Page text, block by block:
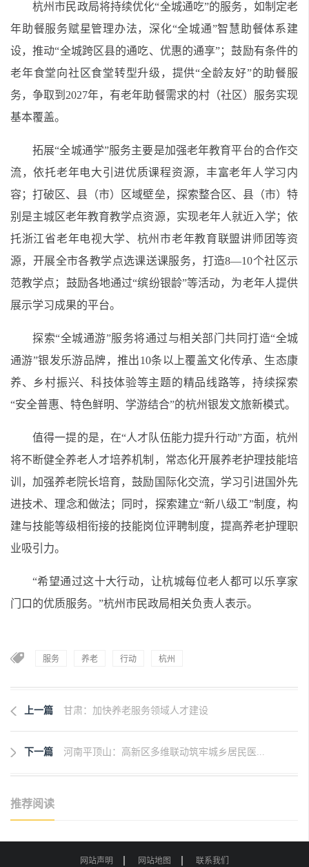
杭州市民政局将持续优化“全城通吃”的服务，如制定老
年助餐服务赋星管理办法，深化“全城通”智慧助餐体系建
设，推动“全城跨区县的通吃、优惠的通享”；鼓励有条件的
老年食堂向社区食堂转型升级，提供“全龄友好”的助餐服
务，争取到2027年，有老年助餐需求的村（社区）服务实现
基本覆盖。
拓展“全城通学”服务主要是加强老年教育平台的合作交
流，依托老年电大引进优质课程资源，丰富老年人学习内
容；打破区、县（市）区域壁垒，探索整合区、县（市）特
别是主城区老年教育教学点资源，实现老年人就近入学；依
托浙江省老年电视大学、杭州市老年教育联盟讲师团等资
源，开展全市各教学点选课送课服务，打造8—10个社区示
范教学点；鼓励各地通过“缤纷银龄”等活动，为老年人提供
展示学习成果的平台。
探索“全城通游”服务将通过与相关部门共同打造“全城
通游”银发乐游品牌，推出10条以上覆盖文化传承、生态康
养、乡村振兴、科技体验等主题的精品线路等，持续探索
“安全普惠、特色鲜明、学游结合”的杭州银发文旅新模式。
值得一提的是，在“人才队伍能力提升行动”方面，杭州
将不断健全养老人才培养机制，常态化开展养老护理技能培
训，加强养老院长培育，鼓励国际化交流，学习引进国外先
进技术、理念和做法；同时，探索建立“新八级工”制度，构
建与技能等级相衔接的技能岗位评聘制度，提高养老护理职
业吸引力。
“希望通过这十大行动，让杭城每位老人都可以乐享家
门口的优质服务。”杭州市民政局相关负责人表示。
服务 养老 行动 杭州
上一篇 甘肃：加快养老服务领域人才建设
下一篇 河南平顶山：高新区多维联动筑牢城乡居民医...
推荐阅读
网站声明 网站地图 联系我们